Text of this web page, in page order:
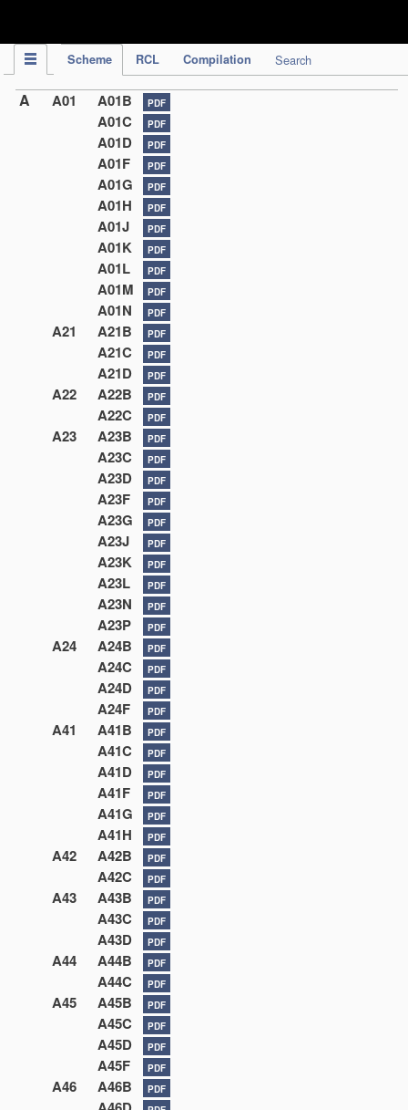
Scheme RCL Compilation Search
A A01 A01B PDF
A01C PDF
A01D PDF
A01F PDF
A01G PDF
A01H PDF
A01J PDF
A01K PDF
A01L PDF
A01M PDF
A01N PDF
A21 A21B PDF
A21C PDF
A21D PDF
A22 A22B PDF
A22C PDF
A23 A23B PDF
A23C PDF
A23D PDF
A23F PDF
A23G PDF
A23J PDF
A23K PDF
A23L PDF
A23N PDF
A23P PDF
A24 A24B PDF
A24C PDF
A24D PDF
A24F PDF
A41 A41B PDF
A41C PDF
A41D PDF
A41F PDF
A41G PDF
A41H PDF
A42 A42B PDF
A42C PDF
A43 A43B PDF
A43C PDF
A43D PDF
A44 A44B PDF
A44C PDF
A45 A45B PDF
A45C PDF
A45D PDF
A45F PDF
A46 A46B PDF